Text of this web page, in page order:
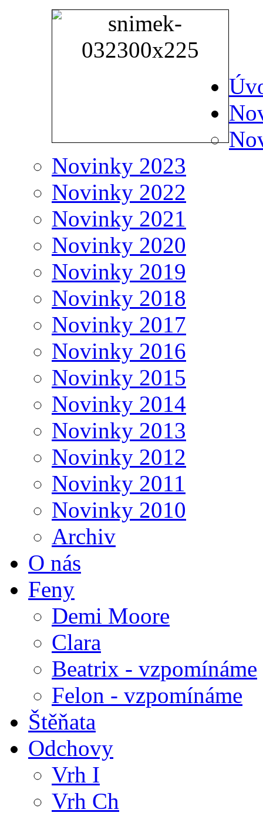
Novinky 2023
Novinky 2022
Novinky 2021
Novinky 2020
Novinky 2019
Novinky 2018
Novinky 2017
Novinky 2016
Novinky 2015
Novinky 2014
Novinky 2013
Novinky 2012
Novinky 2011
Novinky 2010
Archiv
O nás
Feny
Demi Moore
Clara
Beatrix - vzpomínáme
Felon - vzpomínáme
Štěňata
Odchovy
Vrh I
Vrh Ch